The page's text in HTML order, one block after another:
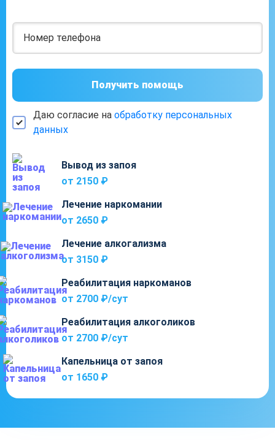
Получить помощь
Даю согласие на обработку персональных
данных
Вывод из запоя
от 2150 ₽
Лечение наркомании
от 2650 ₽
Лечение алкогализма
от 3150 ₽
Реабилитация наркоманов
от 2700 ₽/cут
Реабилитация алкоголиков
от 2700 ₽/cут
Капельница от запоя
от 1650 ₽